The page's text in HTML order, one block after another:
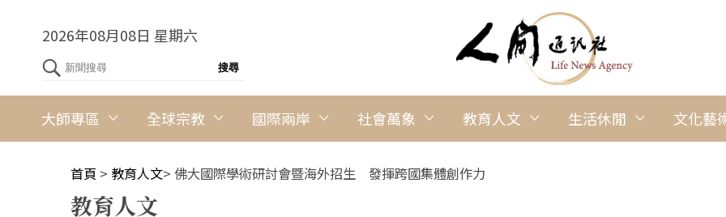
2026年08月08日 星期六
大師專區 全球宗教 國際兩岸 社會萬象 教育人文 生活休閒 文化藝
首頁 > 教育人文> 佛大國際學術研討會暨海外招生 發揮跨國集體創作力
教育人文